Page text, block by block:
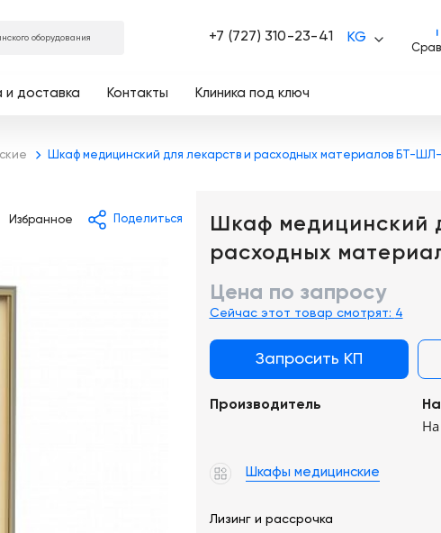
оборудования +7 (727) 310-23-41 KG
и доставка Контакты Клиника под ключ
Шкаф медицинский для лекарств и расходных материалов БТ-ШЛ-
Шкаф медицинский
расходных
Цена по запросу
Сейчас этот товар смотрят: 4
Запросить КП
Производитель
Шкафы медицинские
Лизинг и рассрочка
Избранное Поделиться